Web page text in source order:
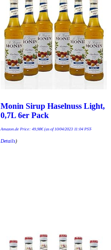
Monin Sirup Haselnuss Light,
0,7L 6er Pack
Amazon.de Price: 49,98€(as of 10/04/2023 11:04 PST-
Details)